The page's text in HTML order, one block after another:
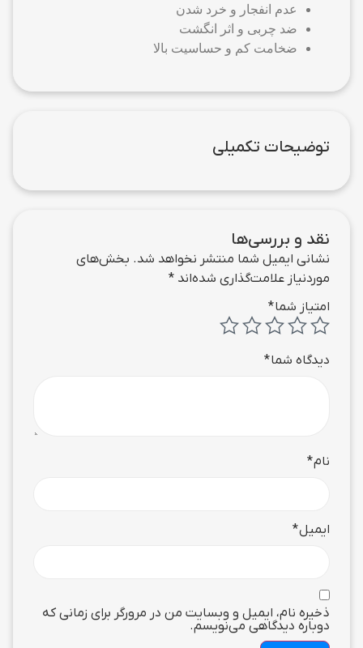
عدم انفجار و خرد شدن
ضد چربی و اثر انگشت
ضخامت کم و حساسیت بالا
توضیحات تکمیلی
نقد و بررسی‌ها
نشانی ایمیل شما منتشر نخواهد شد. بخش‌های
موردنیاز علامت‌گذاری شده‌اند *
امتیاز شما*
دیدگاه شما*
نام*
ایمیل*
ذخیره نام، ایمیل و وبسایت من در مرورگر برای زمانی که
دوباره دیدگاهی می‌نویسم.